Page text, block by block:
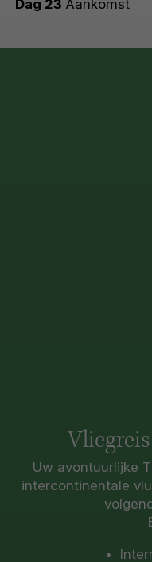
Dag 23 Aankomst
Uw avontuurlijke
intercontinentale